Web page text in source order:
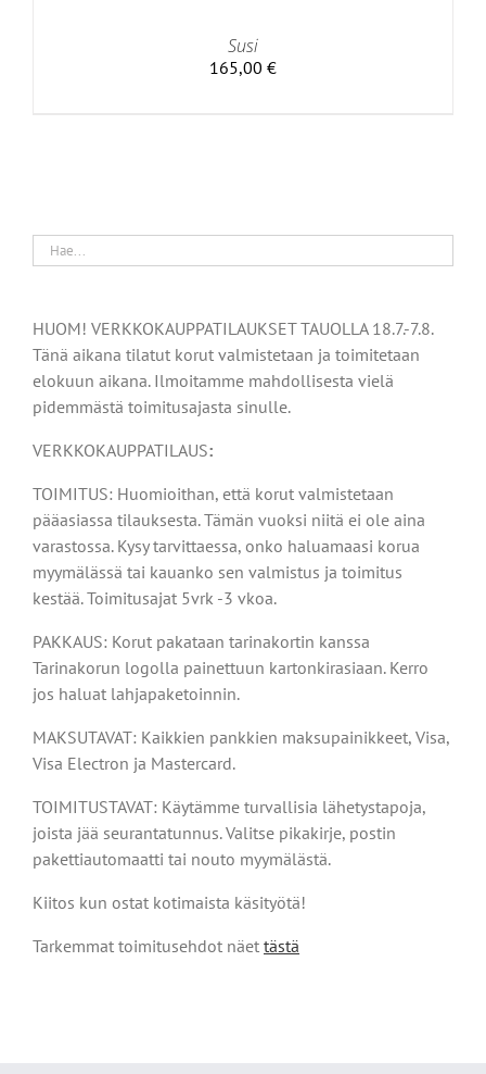
Susi
165,00 €
HUOM! VERKKOKAUPPATILAUKSET TAUOLLA 18.7.-7.8.
Tänä aikana tilatut korut valmistetaan ja toimitetaan
elokuun aikana. Ilmoitamme mahdollisesta vielä
pidemmästä toimitusajasta sinulle.
VERKKOKAUPPATILAUS:
TOIMITUS: Huomioithan, että korut valmistetaan
pääasiassa tilauksesta. Tämän vuoksi niitä ei ole aina
varastossa. Kysy tarvittaessa, onko haluamaasi korua
myymälässä tai kauanko sen valmistus ja toimitus
kestää. Toimitusajat 5vrk -3 vkoa.
PAKKAUS: Korut pakataan tarinakortin kanssa
Tarinakorun logolla painettuun kartonkirasiaan. Kerro
jos haluat lahjapaketoinnin.
MAKSUTAVAT: Kaikkien pankkien maksupainikkeet, Visa,
Visa Electron ja Mastercard.
TOIMITUSTAVAT: Käytämme turvallisia lähetystapoja,
joista jää seurantatunnus. Valitse pikakirje, postin
pakettiautomaatti tai nouto myymälästä.
Kiitos kun ostat kotimaista käsityötä!
Tarkemmat toimitusehdot näet tästä